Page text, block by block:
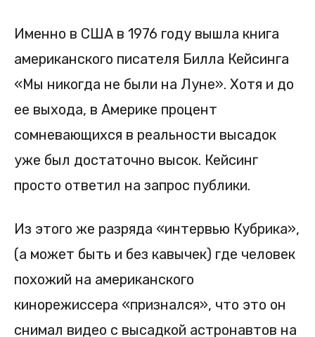
Именно в США в 1976 году вышла книга
американского писателя Билла Кейсинга
«Мы никогда не были на Луне». Хотя и до
ее выхода, в Америке процент
сомневающихся в реальности высадок
уже был достаточно высок. Кейсинг
просто ответил на запрос публики.
Из этого же разряда «интервью Кубрика»,
(а может быть и без кавычек) где человек
похожий на американского
кинорежиссера «признался», что это он
снимал видео с высадкой астронавтов на